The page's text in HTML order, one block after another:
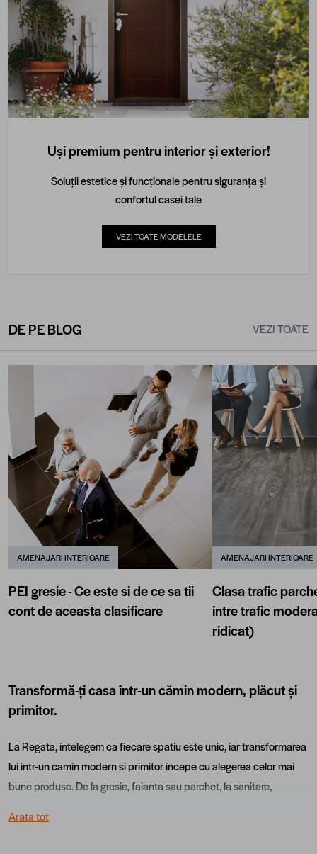
Uși premium pentru interior și exterior!
Soluții estetice și funcționale pentru siguranța și
confortul casei tale
VEZI TOATE MODELELE
DE PE BLOG VEZI TOATE
AMENAJARI INTERIOARE
PEI gresie - Ce este si de ce sa tii
cont de aceasta clasificare
AMENAJARI INTERIOARE
Clasa trafic
intre trafic
ridicat)
Transformă-ți casa într-un cămin modern, plăcut și
primitor.
La Regata, intelegem ca fiecare spatiu este unic, iar transformarea
lui intr-un camin modern si primitor incepe cu alegerea celor mai
bune produse. De la gresie, faianta sau parchet, la sanitare,
punem la dispozitie tot ce ai nevoie pentru a crea un spatiu care sa
Arata tot